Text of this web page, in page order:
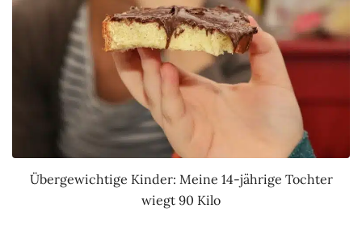
Übergewichtige Kinder: Meine 14-jährige Tochter
wiegt 90 Kilo